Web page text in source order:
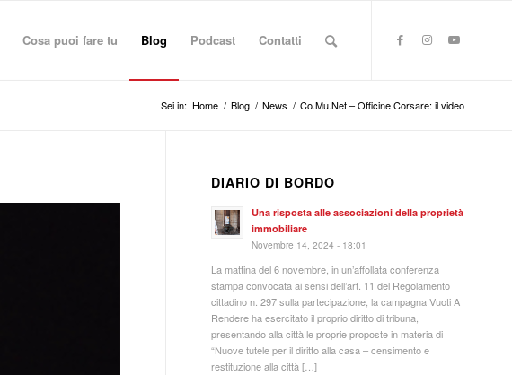
Cosa puoi fare tu Blog Podcast Contatti
Sei in: Home / Blog / News / Co.Mu.Net – Officine Corsare: il video
DIARIO DI BORDO
Una risposta alle associazioni della proprietà
immobiliare
Novembre 14, 2024 - 18:01
La mattina del 6 novembre, in un’affollata conferenza
stampa convocata ai sensi dell’art. 11 del Regolamento
cittadino n. 297 sulla partecipazione, la campagna Vuoti A
Rendere ha esercitato il proprio diritto di tribuna,
presentando alla città le proprie proposte in materia di
“Nuove tutele per il diritto alla casa – censimento e
restituzione alla città […]